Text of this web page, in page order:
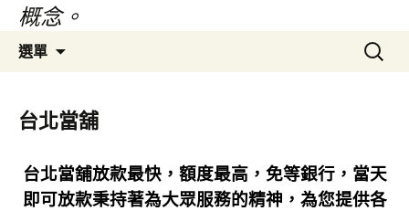
概念。
選單
容
搜
尋
台北當舖
台北當舖放款最快，額度最高，免等銀行，當天
即可放款秉持著為大眾服務的精神，為您提供各